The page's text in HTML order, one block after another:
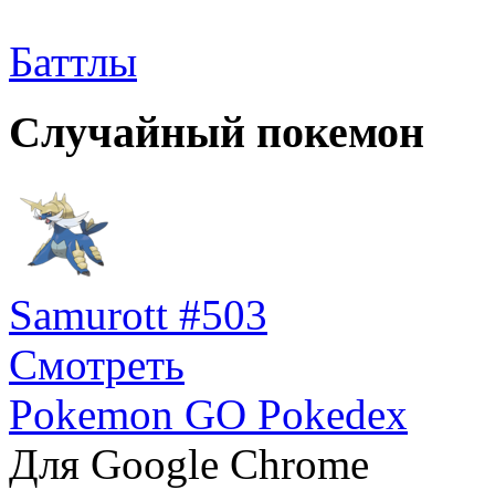
Баттлы
Случайный покемон
Samurott #503
Смотреть
Pokemon GO Pokedex
Для Google Chrome